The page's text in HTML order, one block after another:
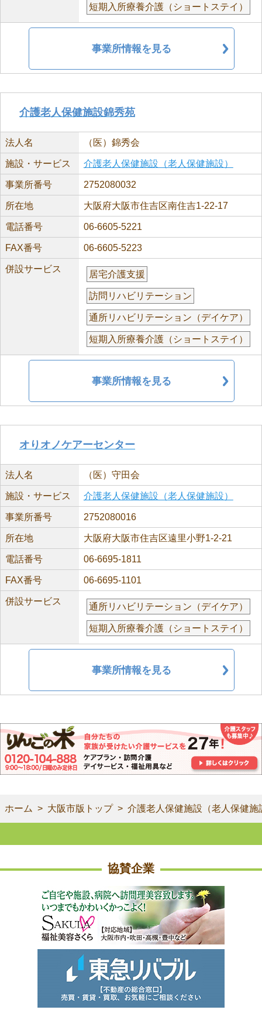
短期入所療養介護（ショートステイ）
事業所情報を見る
介護老人保健施設錦秀苑
法人名 （医）錦秀会
施設・サービス 介護老人保健施設（老人保健施設）
事業所番号 2752080032
所在地 大阪府大阪市住吉区南住吉1-22-17
電話番号 06-6605-5221
FAX番号 06-6605-5223
併設サービス
居宅介護支援
訪問リハビリテーション
通所リハビリテーション（デイケア）
短期入所療養介護（ショートステイ）
事業所情報を見る
オりオノケアーセンター
法人名 （医）守田会
施設・サービス 介護老人保健施設（老人保健施設）
事業所番号 2752080016
所在地 大阪府大阪市住吉区遠里小野1-2-21
電話番号 06-6695-1811
FAX番号 06-6695-1101
併設サービス
通所リハビリテーション（デイケア）
短期入所療養介護（ショートステイ）
事業所情報を見る
ホーム 大阪市版トップ 介護老人保健施設（老人保健施
協賛企業